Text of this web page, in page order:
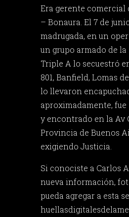
Era gerente comercial
– Bonaura. El 7 de
madrugada, en un
un grupo armado de
Triple A lo secuestró
801, Banfield, Lomas
lo llevaron
aproximadamente,
y encontrado en la Av
Provincia de Buenos
exigiendo Justicia.
Si conociste a Carlos
nueva información,
pueda agregar a esta